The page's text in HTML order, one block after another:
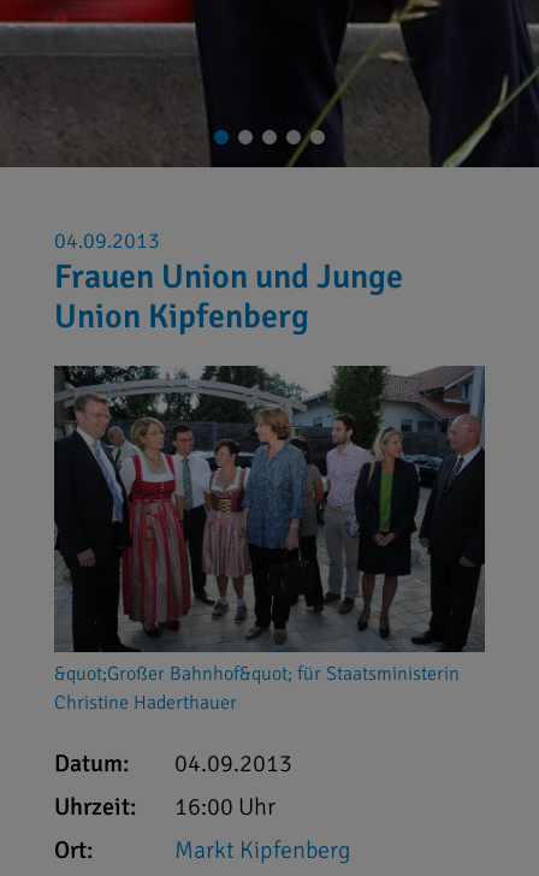
04.09.2013
Frauen Union und Junge
Union Kipfenberg
&quot;Großer Bahnhof&quot; für Staatsministerin
Christine Haderthauer
Datum:
04.09.2013
Uhrzeit:
16:00 Uhr
Ort:
Markt Kipfenberg